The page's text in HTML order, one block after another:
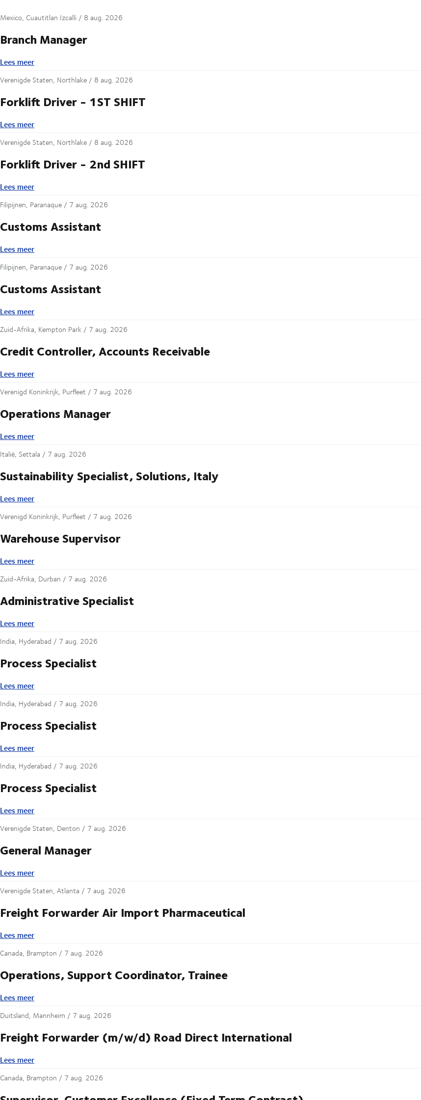
Mexico, Cuautitlan Izcalli / 8 aug. 2026
Branch Manager
Lees meer
Lees meer
Verenigde Staten, Northlake / 8 aug. 2026
Forklift Driver - 1ST SHIFT
Lees meer
Lees meer
Verenigde Staten, Northlake / 8 aug. 2026
Forklift Driver - 2nd SHIFT
Lees meer
Lees meer
Filipijnen, Paranaque / 7 aug. 2026
Customs Assistant
Lees meer
Lees meer
Filipijnen, Paranaque / 7 aug. 2026
Customs Assistant
Lees meer
Lees meer
Zuid-Afrika, Kempton Park / 7 aug. 2026
Credit Controller, Accounts Receivable
Lees meer
Lees meer
Verenigd Koninkrijk, Purfleet / 7 aug. 2026
Operations Manager
Lees meer
Lees meer
Italië, Settala / 7 aug. 2026
Sustainability Specialist, Solutions, Italy
Lees meer
Lees meer
Verenigd Koninkrijk, Purfleet / 7 aug. 2026
Warehouse Supervisor
Lees meer
Lees meer
Zuid-Afrika, Durban / 7 aug. 2026
Administrative Specialist
Lees meer
Lees meer
India, Hyderabad / 7 aug. 2026
Process Specialist
Lees meer
Lees meer
India, Hyderabad / 7 aug. 2026
Process Specialist
Lees meer
Lees meer
India, Hyderabad / 7 aug. 2026
Process Specialist
Lees meer
Lees meer
Verenigde Staten, Denton / 7 aug. 2026
General Manager
Lees meer
Lees meer
Verenigde Staten, Atlanta / 7 aug. 2026
Freight Forwarder Air Import Pharmaceutical
Lees meer
Lees meer
Canada, Brampton / 7 aug. 2026
Operations, Support Coordinator, Trainee
Lees meer
Lees meer
Duitsland, Mannheim / 7 aug. 2026
Freight Forwarder (m/w/d) Road Direct International
Lees meer
Lees meer
Canada, Brampton / 7 aug. 2026